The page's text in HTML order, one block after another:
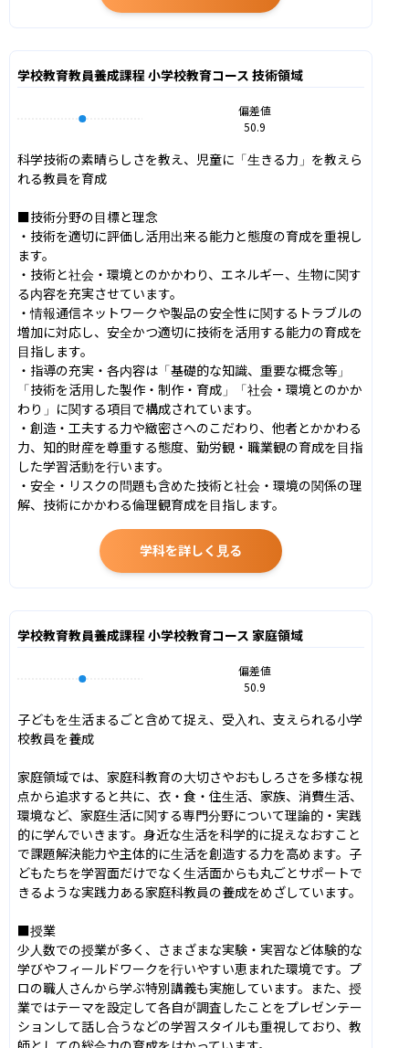
学校教育教員養成課程 小学校教育コース 技術領域
偏差値
50.9
科学技術の素晴らしさを教え、児童に「生きる力」を教えら
れる教員を育成
■技術分野の目標と理念
・技術を適切に評価し活用出来る能力と態度の育成を重視し
ます。
・技術と社会・環境とのかかわり、エネルギー、生物に関す
る内容を充実させています。
・情報通信ネットワークや製品の安全性に関するトラブルの
増加に対応し、安全かつ適切に技術を活用する能力の育成を
目指します。
・指導の充実・各内容は「基礎的な知識、重要な概念等」
「技術を活用した製作・制作・育成」「社会・環境とのかか
わり」に関する項目で構成されています。
・創造・工夫する力や緻密さへのこだわり、他者とかかわる
力、知的財産を尊重する態度、勤労観・職業観の育成を目指
した学習活動を行います。
・安全・リスクの問題も含めた技術と社会・環境の関係の理
解、技術にかかわる倫理観育成を目指します。
学科を詳しく見る
学校教育教員養成課程 小学校教育コース 家庭領域
偏差値
50.9
子どもを生活まるごと含めて捉え、受入れ、支えられる小学
校教員を養成
家庭領域では、家庭科教育の大切さやおもしろさを多様な視
点から追求すると共に、衣・食・住生活、家族、消費生活、
環境など、家庭生活に関する専門分野について理論的・実践
的に学んでいきます。身近な生活を科学的に捉えなおすこと
で課題解決能力や主体的に生活を創造する力を高めます。子
どもたちを学習面だけでなく生活面からも丸ごとサポートで
きるような実践力ある家庭科教員の養成をめざしています。
■授業
少人数での授業が多く、さまざまな実験・実習など体験的な
学びやフィールドワークを行いやすい恵まれた環境です。プ
ロの職人さんから学ぶ特別講義も実施しています。また、授
業ではテーマを設定して各自が調査したことをプレゼンテー
ションして話し合うなどの学習スタイルも重視しており、教